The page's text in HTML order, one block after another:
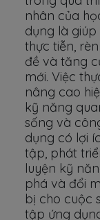
nhân của
dụng là
thực tiễn,
đề và tăng
mới. Việc
nâng cao
kỹ năng
sống và
dụng có lợi
tập, phát
luyện kỹ
phá và đổi
bị cho cuộc
tập ứng